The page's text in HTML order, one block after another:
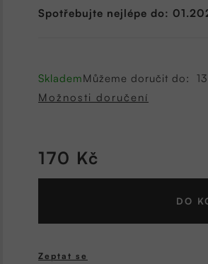
hvězdiček.
Spotřebujte nejlépe do:
SklademMůžeme doručit do:
Možnosti doručení
170 Kč
DO
Zeptat se